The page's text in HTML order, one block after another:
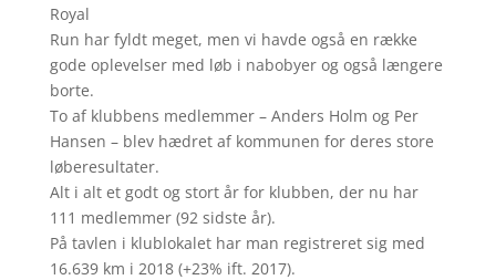
Royal
Run har fyldt meget, men vi havde også en række
gode oplevelser med løb i nabobyer og også længere
borte.
To af klubbens medlemmer – Anders Holm og Per
Hansen – blev hædret af kommunen for deres store
løberesultater.
Alt i alt et godt og stort år for klubben, der nu har
111 medlemmer (92 sidste år).
På tavlen i klublokalet har man registreret sig med
16.639 km i 2018 (+23% ift. 2017).